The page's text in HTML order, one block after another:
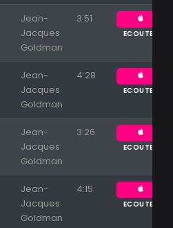
Jean-
Jacques
Goldman
3:51
ECOUTER
Jean-
Jacques
Goldman
4:28
ECOUTER
Jean-
Jacques
Goldman
3:26
ECOUTER
Jean-
Jacques
Goldman
4:15
ECOUTER